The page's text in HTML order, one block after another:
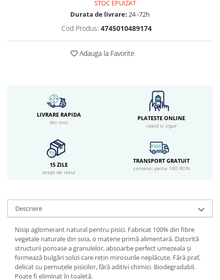
STOC EPUIZAT
Durata de livrare: 24 -72h
Cod Produs: 4745010489174
Adauga la Favorite
LIVRARE RAPIDA
din stoc
PLATESTE ONLINE
rapid si sigur
15 ZILE
drept de retur
TRANSPORT GRATUIT
comenzi peste 180 RON
Descriere
Nisip aglomerant natural pentru pisici. Fabricat 100% din fibre
vegetale naturale din soia, o materie primă alimentară. Datorită
structurii poroase a granulelor, absoarbe perfect umezeala și
formează bulgări solizi care rețin mirosurile neplăcute. Fără praf,
delicat cu pernuțele pisicilor, fără aditivi chimici. Biodegradabil.
Poate fi eliminat în toaletă.